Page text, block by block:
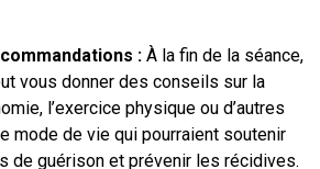
: À la fin de la séance,
vous donner des conseils sur la
l’exercice physique ou d’autres
mode de vie qui pourraient soutenir
de guérison et prévenir les récidives.